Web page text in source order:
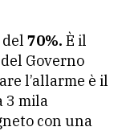
70%. È il
Governo
l’allarme è il
3 mila
con una